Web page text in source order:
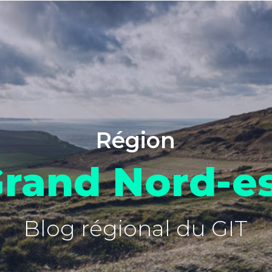
Région
Nord-
Blog régional du GIT